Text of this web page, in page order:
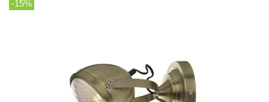
-15%